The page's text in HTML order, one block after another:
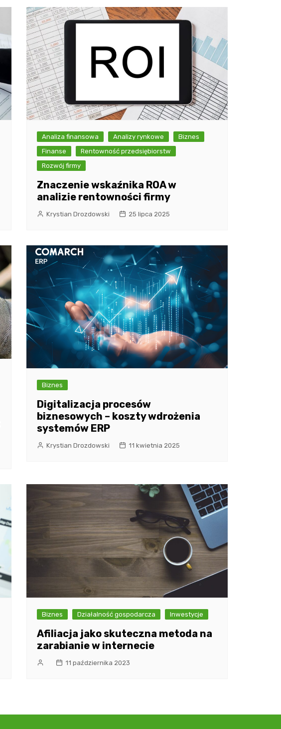
Analiza finansowa Analizy rynkowe
Biznes
Finanse
Rentowność przedsiębiorstw
Rozwój firmy
Znaczenie wskaźnika ROA w
analizie rentowności firmy
Krystian Drozdowski 25 lipca 2025
Biznes
Digitalizacja procesów
biznesowych – koszty wdrożenia
systemów ERP
Krystian Drozdowski 11 kwietnia 2025
Biznes Działalność gospodarcza Inwestycje
Afiliacja jako skuteczna metoda na
zarabianie w internecie
11 października 2023